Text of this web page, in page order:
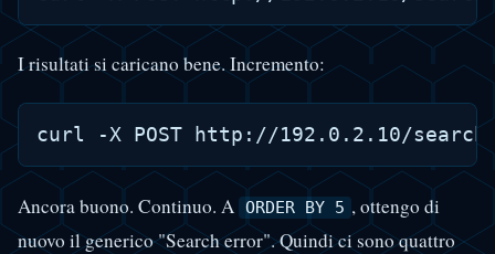
I risultati si caricano bene. Incremento:
Ancora buono. Continuo. A ORDER BY 5 , ottengo di
nuovo il generico "Search error". Quindi ci sono quattro